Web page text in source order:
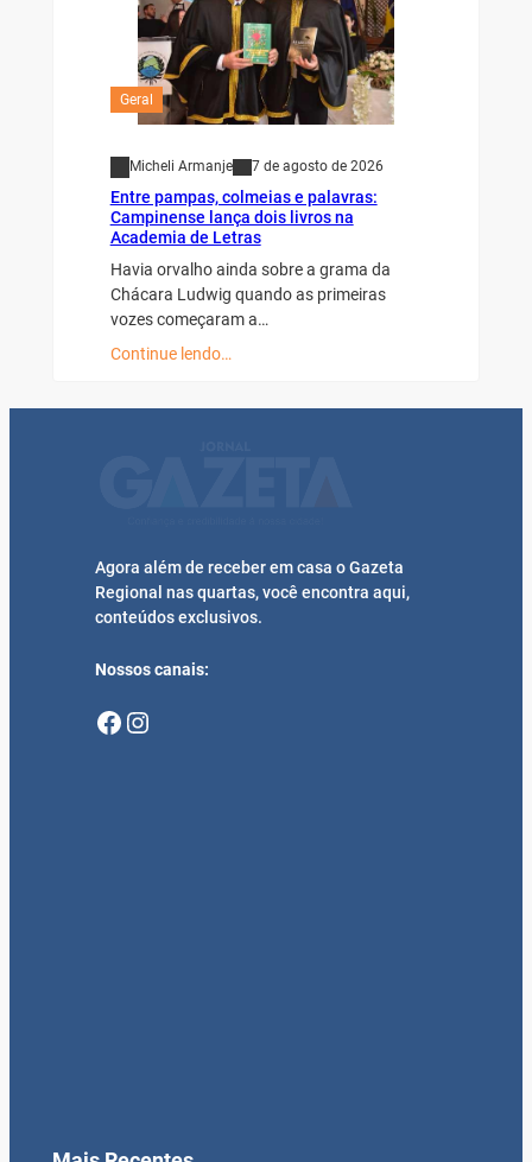
Geral
Micheli Armanje 7 de agosto de 2026
Entre pampas, colmeias e palavras:
Campinense lança dois livros na
Academia de Letras
Havia orvalho ainda sobre a grama da
Chácara Ludwig quando as primeiras
vozes começaram a…
Continue lendo…
Agora além de receber em casa o Gazeta
Regional nas quartas, você encontra aqui,
conteúdos exclusivos.
Nossos canais:
Facebook Instagram